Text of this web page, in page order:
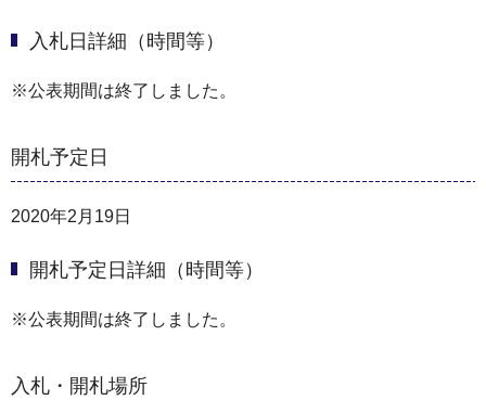
入札日詳細（時間等）
※公表期間は終了しました。
開札予定日
2020年2月19日
開札予定日詳細（時間等）
※公表期間は終了しました。
入札・開札場所